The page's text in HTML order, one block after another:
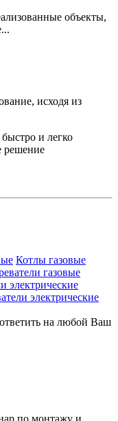
объекты,
исходя из
и легко
решение
Котлы газовые
газовые
электрические
электрические
на любой Ваш
по монтажу и